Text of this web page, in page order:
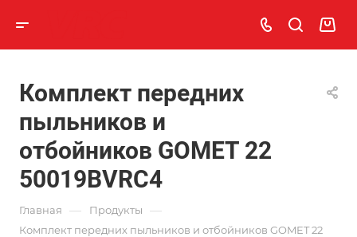
Комплект передних
пыльников и
отбойников GOMET 22
50019BVRC4
Главная — Продукты —
Комплект передних пыльников и отбойников GOMET 22